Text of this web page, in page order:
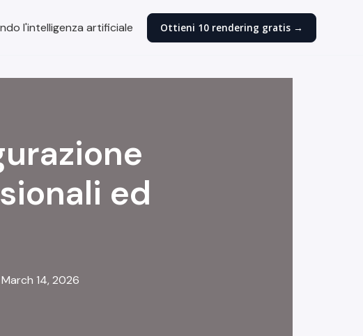
l'intelligenza artificiale Ottieni 10 rendering gratis →
ed
March 14, 2026